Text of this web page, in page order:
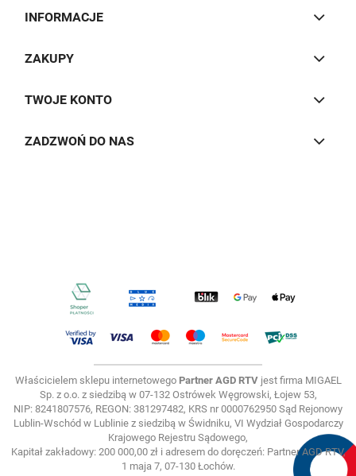
INFORMACJE
ZAKUPY
TWOJE KONTO
ZADZWOŃ DO NAS
Właścicielem sklepu internetowego Partner AGD RTVjest firma MIGAEL
Sp. z o.o. z siedzibą w 07-132 Ostrówek Węgrowski, Łojew 53,
NIP: 8241807576, REGON: 381297482, KRS nr 0000762950 Sąd Rejonowy
Lublin-Wschód w Lublinie z siedzibą w Świdniku, VI Wydział Gospodarczy
Krajowego Rejestru Sądowego,
Kapitał zakładowy: 200 000,00 zł i adresem do doręczeń: Partner AGD RTV,
1 maja 7, 07-130 Łochów.